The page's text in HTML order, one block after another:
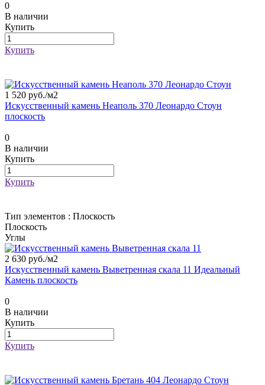
0
В наличии
Купить
Купить
1 520 руб./м2
Искусственный камень Неаполь 370 Леонардо Стоун
плоскость
0
В наличии
Купить
Купить
Тип элементов : Плоскость
Плоскость
Углы
2 630 руб./м2
Искусственный камень Выветренная скала 11 Идеальный
Камень плоскость
0
В наличии
Купить
Купить